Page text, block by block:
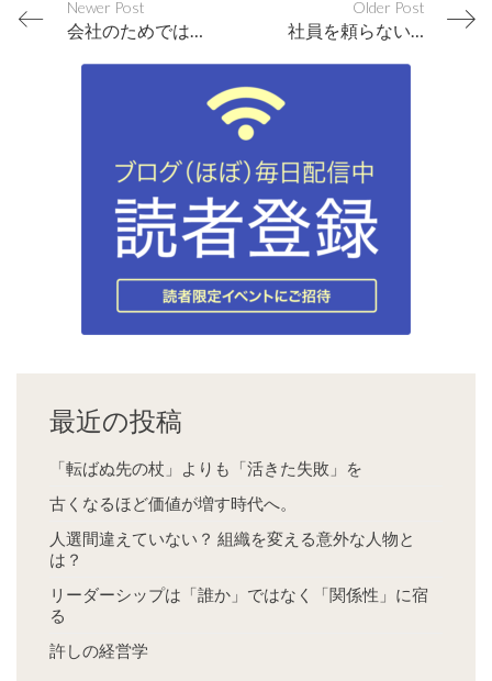
Newer Post Older Post
最近の投稿
「転ばぬ先の杖」よりも「活きた失敗」を
古くなるほど価値が増す時代へ。
人選間違えていない？ 組織を変える意外な人物と
は？
リーダーシップは「誰か」ではなく「関係性」に宿
る
許しの経営学